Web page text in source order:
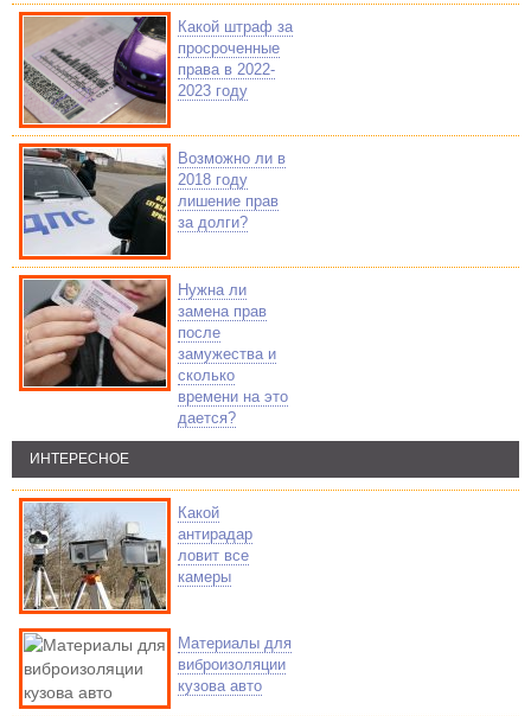
Какой штраф за
просроченные
права в 2022-
2023 году
Возможно ли в
2018 году
лишение прав
за долги?
Нужна ли
замена прав
после
замужества и
сколько
времени на это
дается?
ИНТЕРЕСНОЕ
Какой
антирадар
ловит все
камеры
Материалы для
виброизоляции
кузова авто